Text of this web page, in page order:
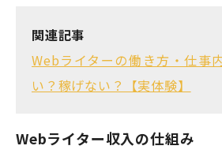
関連記事
Webライターの働き方・仕事
い？稼げない？【実体験】
Webライター収入の仕組み